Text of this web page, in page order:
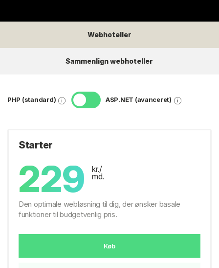
Webhoteller
Sammenlign webhoteller
PHP (standard) ASP.NET (avanceret)
Starter
229 kr./
md.
Den optimale webløsning til dig, der ønsker basale
funktioner til budgetvenlig pris.
Køb